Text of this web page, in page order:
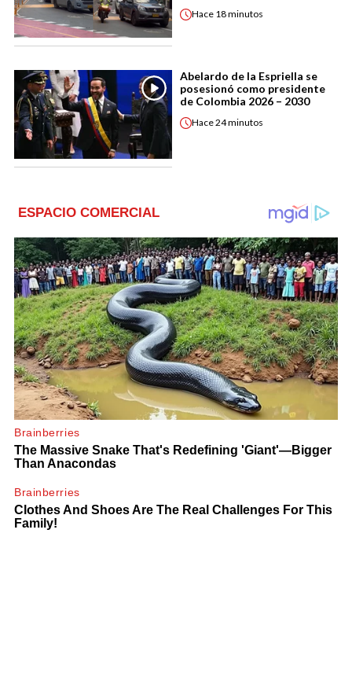
Hace 18 minutos
Abelardo de la Espriella se
posesionó como presidente
de Colombia 2026 – 2030
Hace24 minutos